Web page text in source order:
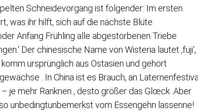
Schneidevorgang ist folgender: Im ersten
was ihr hilft, sich auf die nächste Blüte
Anfang Frühling alle abgestorbenen Triebe
Der chinesische Name von Wisteria lautet ‚fuji‘,
ursprünglich aus Ostasien und gehört
. In China ist es Brauch, an
je mehr Ranknen , desto größer das Glœck .Aber
unbedingtunbemerkst vom Essengehn lassenne!